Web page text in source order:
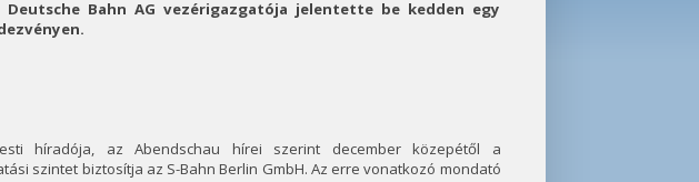
Deutsche Bahn AG vezérigazgatója jelentette be kedden egy
híradója, az Abendschau hírei szerint december közepétől a
szintet biztosítja az S-Bahn Berlin GmbH. Az erre vonatkozó mondató